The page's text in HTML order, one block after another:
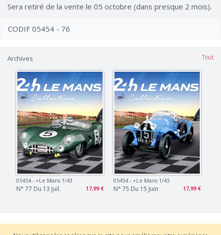
Sera retiré de la vente le 05 octobre (dans presque 2 mois).
CODIF 05454 - 76
Archives Tout
05454 - +le Mans 1/43
N° 77 Du 13 Juil. 17,99 €
05454 - +le Mans 1/43
N° 75 Du 15 Juin 17,99 €